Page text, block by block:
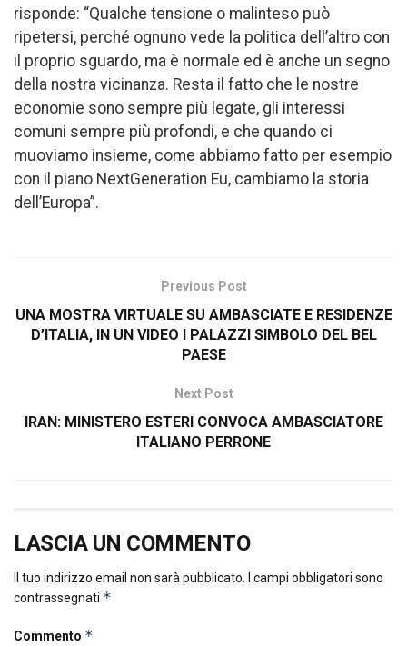
risponde: “Qualche tensione o malinteso può
ripetersi, perché ognuno vede la politica dell’altro con
il proprio sguardo, ma è normale ed è anche un segno
della nostra vicinanza. Resta il fatto che le nostre
economie sono sempre più legate, gli interessi
comuni sempre più profondi, e che quando ci
muoviamo insieme, come abbiamo fatto per esempio
con il piano NextGeneration Eu, cambiamo la storia
dell’Europa”.
Previous Post
UNA MOSTRA VIRTUALE SU AMBASCIATE E RESIDENZE
D’ITALIA, IN UN VIDEO I PALAZZI SIMBOLO DEL BEL
PAESE
Next Post
IRAN: MINISTERO ESTERI CONVOCA AMBASCIATORE
ITALIANO PERRONE
LASCIA UN COMMENTO
Il tuo indirizzo email non sarà pubblicato.
I campi obbligatori sono
contrassegnati *
Commento *